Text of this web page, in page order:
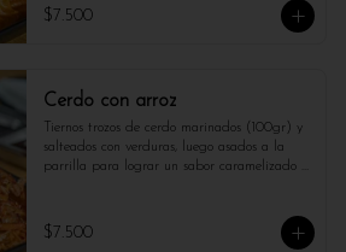
$7.500
Cerdo con arroz
Tiernos trozos de cerdo marinados (100gr) y
salteados con verduras, luego asados a la
parrilla para lograr un sabor caramelizado y
ofrece un equilibrio perfecto entre dulce,
salado y picante. ¡Una experiencia única de
$7.500